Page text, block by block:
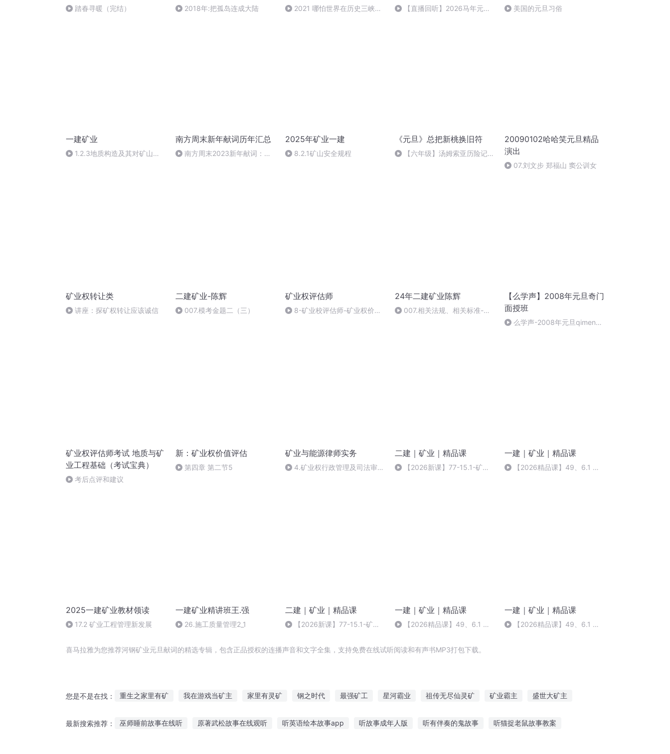
踏春寻暖（完结） 2018年:把孤岛连成大陆
2021 哪怕世界在历史三峡中
【直播回听】2026马年元旦
美国的元旦习俗
一建矿业
1.2.3地质构造及其对矿山工
南方周末新年献词历年汇总
南方周末2023新年献词：总
2025年矿业一建
8.2.1矿山安全规程
《元旦》总把新桃换旧符
【六年级】汤姆索亚历险记
20090102哈哈笑元旦精品
演出
07.刘文步 郑福山 窦公训女
矿业权转让类
讲座：探矿权转让应该诚信
二建矿业-陈辉
007.模考金题二（三）
矿业权评估师
8-矿业校评估师-矿业权价值
24年二建矿业陈辉
007.相关法规、相关标准-习
【么学声】2008年元旦奇门
面授班
么学声-2008年元旦qimen面
矿业权评估师考试 地质与矿
业工程基础（考试宝典）
考后点评和建议
新：矿业权价值评估
第四章 第二节5
矿业与能源律师实务
4.矿业权行政管理及司法审判
二建｜矿业｜精品课
【2026新课】77-15.1-矿业
一建｜矿业｜精品课
【2026精品课】49、6.1 立
2025一建矿业教材领读
17.2 矿业工程管理新发展
一建矿业精讲班王.强
26.施工质量管理2_1
二建｜矿业｜精品课
【2026新课】77-15.1-矿业
管理新发展
一建｜矿业｜精品课
【2026精品课】49、6.1 立
一建｜矿业｜精品课
【2026精品课】49、6.1 立
喜马拉雅为您推荐河钢矿业元旦献词的精选专辑，包含正品授权的连播声音和文字全集，支持免费在线试听阅读和有声书MP3打包下载。
您是不是在找： 重生之家里有矿 我在游戏当矿主 家里有灵矿 钢之时代 最强矿工 星河霸业 祖传无尽仙灵矿 矿业霸主 盛世大矿主
最新搜索推荐： 巫师睡前故事在线听 原著武松故事在线观听 听英语绘本故事app 听故事成年人版 听有伴奏的鬼故事 听猫捉老鼠故事教案